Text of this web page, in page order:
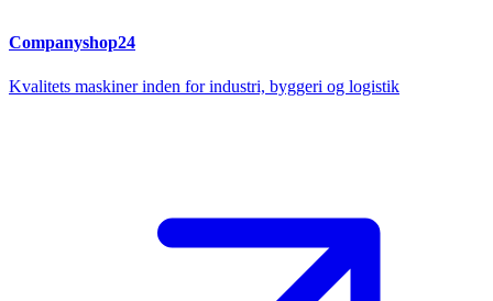
Companyshop24
Kvalitets maskiner inden for industri, byggeri og logistik